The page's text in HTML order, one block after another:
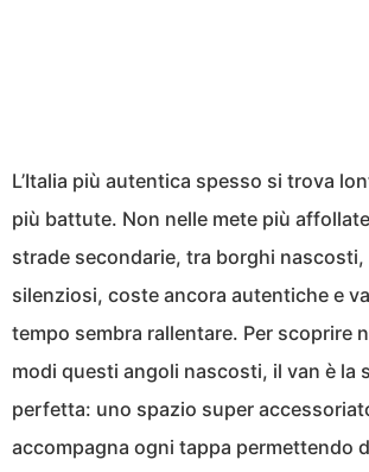
L’Italia più autentica spesso si trova
più battute. Non nelle mete più
strade secondarie, tra borghi
silenziosi, coste ancora autentiche e
tempo sembra rallentare. Per scoprire
modi questi angoli nascosti, il van è la
perfetta: uno spazio super
accompagna ogni tappa permettendo